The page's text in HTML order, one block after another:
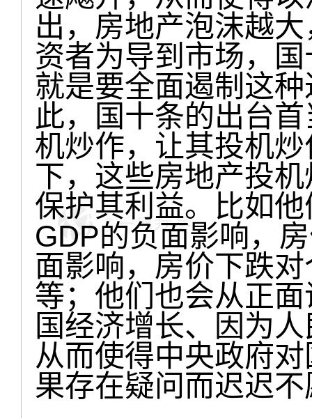
出，房地产泡沫越
资者为导到市场，
就是要全面遏制这
此，国十条的出台
机炒作，让其投机
下，这些房地产投
保护其利益。比如
GDP的负面影响，
面影响，房价下跌
等；他们也会从正
国经济增长、因为
从而使得中央政府
果存在疑问而迟迟